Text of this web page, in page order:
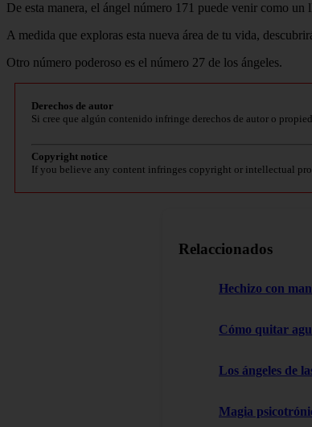
De esta manera, el ángel número 171 puede venir como un
A medida que exploras esta nueva área de tu vida,
Otro número poderoso es el número 27 de los ángeles.
Derechos de autor
Si cree que algún contenido infringe derechos de autor o
Copyright notice
If you believe any content infringes copyright or intellectual
Relaccionados
Hechizo con
Cómo quitar
Los ángeles de
Magia